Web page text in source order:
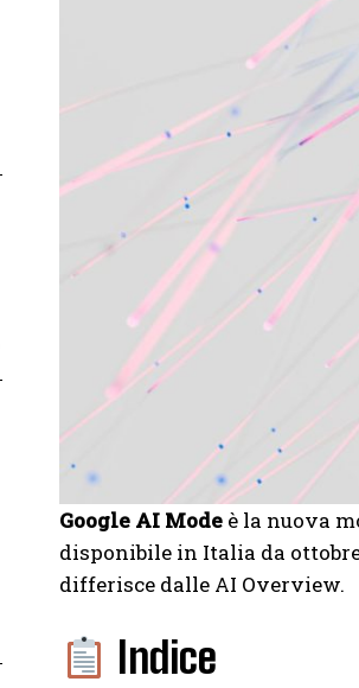
Google AI Mode è la nuova
disponibile in Italia da
differisce dalle AI Overview.
Indice